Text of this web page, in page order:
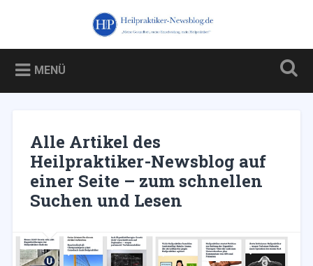
Heilpraktiker-Newsblog.de
Blog über und für Heilpraktiker – und über die Kampagne
gegen sie
MENÜ
Alle Artikel des
Heilpraktiker-Newsblog auf
einer Seite – zum schnellen
Suchen und Lesen